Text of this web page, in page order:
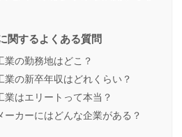
関するよくある質問
の勤務地はどこ？
の新卒年収はどれくらい？
はエリートって本当？
カーにはどんな企業がある？